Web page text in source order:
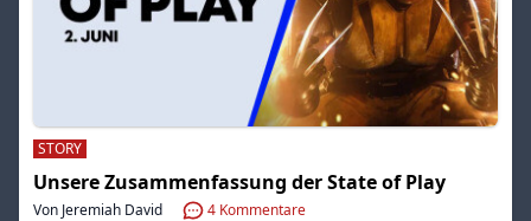
STORY
Unsere Zusammenfassung der State of Play
Von Jeremiah David 4 Kommentare